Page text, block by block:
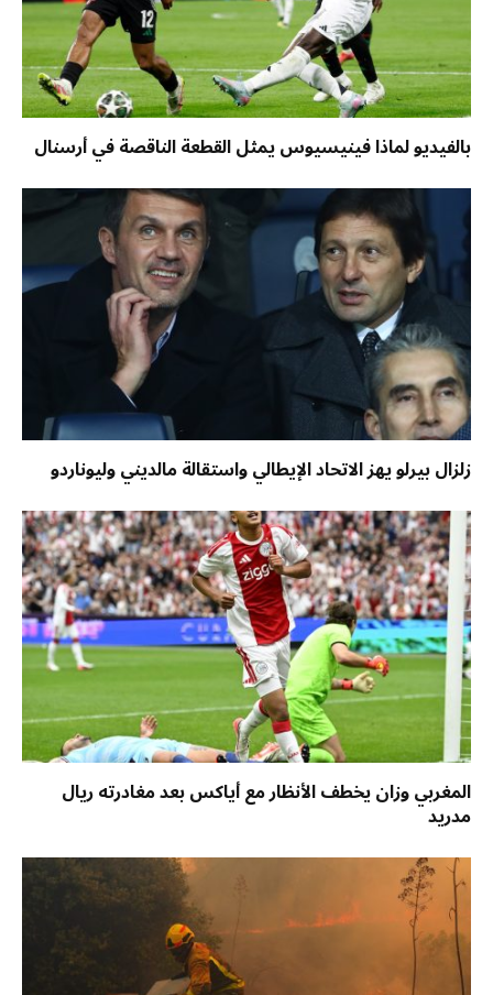
بالفيديو لماذا فينيسيوس يمثل القطعة الناقصة في أرسنال
زلزال بيرلو يهز الاتحاد الإيطالي واستقالة مالديني وليوناردو
المغربي وزان يخطف الأنظار مع أياكس بعد مغادرته ريال
مدريد